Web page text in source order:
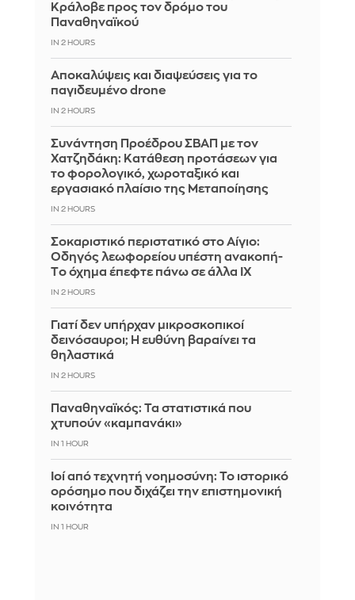
Κράλοβε προς τον δρόμο του
Παναθηναϊκού
IN 2 HOURS
Αποκαλύψεις και διαψεύσεις για το
παγιδευμένο drone
IN 2 HOURS
Συνάντηση Προέδρου ΣΒΑΠ με τον
Χατζηδάκη: Κατάθεση προτάσεων για
το φορολογικό, χωροταξικό και
εργασιακό πλαίσιο της Μεταποίησης
IN 2 HOURS
Σοκαριστικό περιστατικό στο Αίγιο:
Οδηγός λεωφορείου υπέστη ανακοπή-
Tο όχημα έπεφτε πάνω σε άλλα ΙΧ
IN 2 HOURS
Γιατί δεν υπήρχαν μικροσκοπικοί
δεινόσαυροι; Η ευθύνη βαραίνει τα
θηλαστικά
IN 2 HOURS
Παναθηναϊκός: Τα στατιστικά που
χτυπούν «καμπανάκι»
IN 1 HOUR
Ιοί από τεχνητή νοημοσύνη: Το ιστορικό
ορόσημο που διχάζει την επιστημονική
κοινότητα
IN 1 HOUR